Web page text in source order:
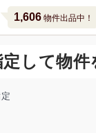
1,606物件出品中！
して物件